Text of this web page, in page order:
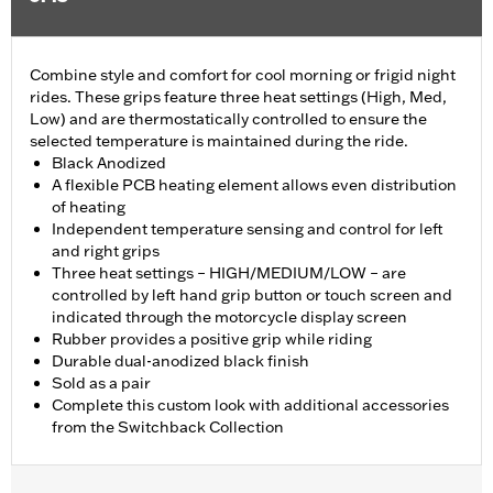
Combine style and comfort for cool morning or frigid night
rides. These grips feature three heat settings (High, Med,
Low) and are thermostatically controlled to ensure the
selected temperature is maintained during the ride.
Black Anodized
A flexible PCB heating element allows even distribution
of heating
Independent temperature sensing and control for left
and right grips
Three heat settings – HIGH/MEDIUM/LOW – are
controlled by left hand grip button or touch screen and
indicated through the motorcycle display screen
Rubber provides a positive grip while riding
Durable dual-anodized black finish
Sold as a pair
Complete this custom look with additional accessories
from the Switchback Collection